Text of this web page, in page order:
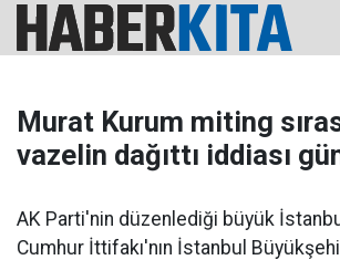
Murat Kurum miting
vazelin dağıttı iddiası
AK Parti'nin düzenlediği büyük
Cumhur İttifakı'nın İstanbul